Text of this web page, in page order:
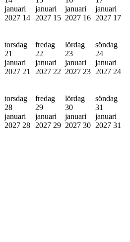
januari
2027 14
januari
2027 15
januari
2027 16
januari
2027 17
torsdag
21
januari
2027 21
fredag
22
januari
2027 22
lördag
23
januari
2027 23
söndag
24
januari
2027 24
torsdag
28
januari
2027 28
fredag
29
januari
2027 29
lördag
30
januari
2027 30
söndag
31
januari
2027 31